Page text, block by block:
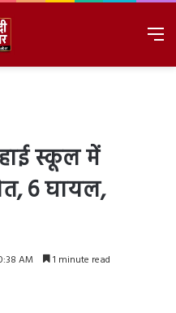
स्कूल में
6 घायल,
AM 1 minute read